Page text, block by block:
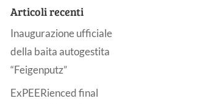
Articoli recenti
Inaugurazione ufficiale
della baita autogestita
“Feigenputz”
ExPEERienced final